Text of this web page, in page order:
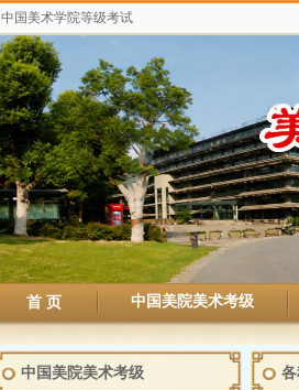
中国美术学院等级考试
首 页 中国美院美术考级
中国美院美术考级